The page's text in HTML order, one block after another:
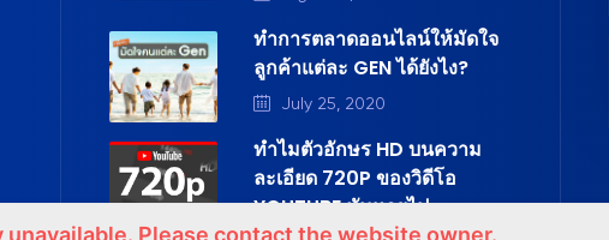
ทำการตลาดออนไลน์ให้มัดใจ
ลูกค้าแต่ละ GEN ได้ยังไง?
July 25, 2020
ทำไมตัวอักษร HD บนความ
ละเอียด 720P ของวิดีโอ
YOUTUBE มันหายไป
Please contact the website owner.